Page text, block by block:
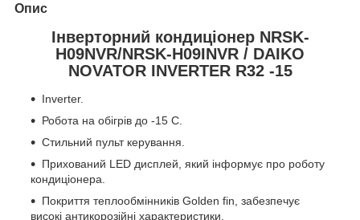
Опис
Інверторний кондиціонер NRSK-
H09NVR/NRSK-H09INVR / DAIKO
NOVATOR INVERTER R32 -15
Inverter.
Робота на обігрів до -15 С.
Стильний пульт керування.
Прихований LED дисплей, який інформує про роботу
кондиціонера.
Покриття теплообмінників Golden fin, забезпечує
високі антикорозійні характеристики.